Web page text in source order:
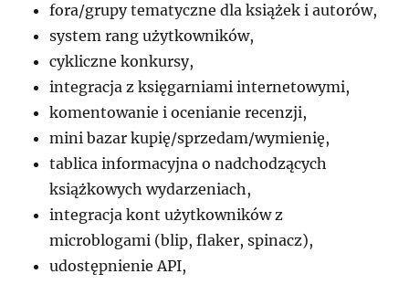
fora/grupy tematyczne dla książek i autorów,
system rang użytkowników,
cykliczne konkursy,
integracja z księgarniami internetowymi,
komentowanie i ocenianie recenzji,
mini bazar kupię/sprzedam/wymienię,
tablica informacyjna o nadchodzących
książkowych wydarzeniach,
integracja kont użytkowników z
microblogami (blip, flaker, spinacz),
udostępnienie API,